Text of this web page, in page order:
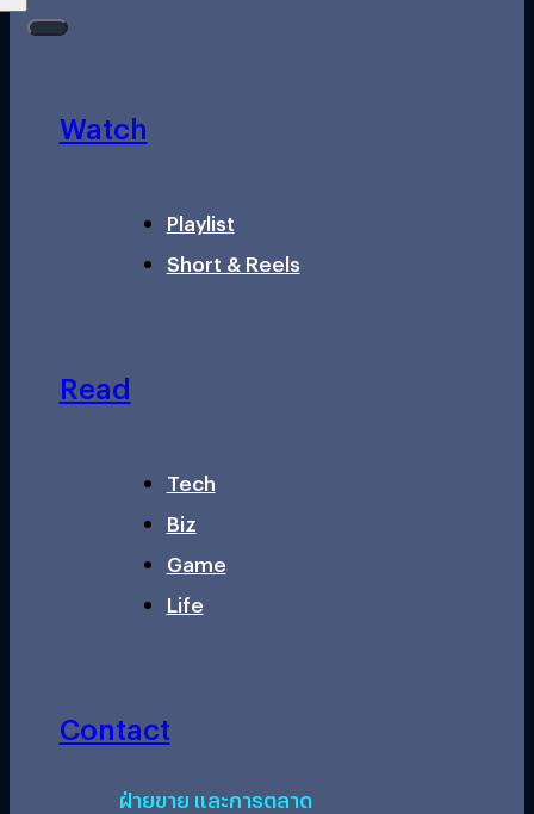
Watch
Playlist
Short & Reels
Read
Tech
Biz
Game
Life
Contact
ฝ่ายขาย และการตลาด